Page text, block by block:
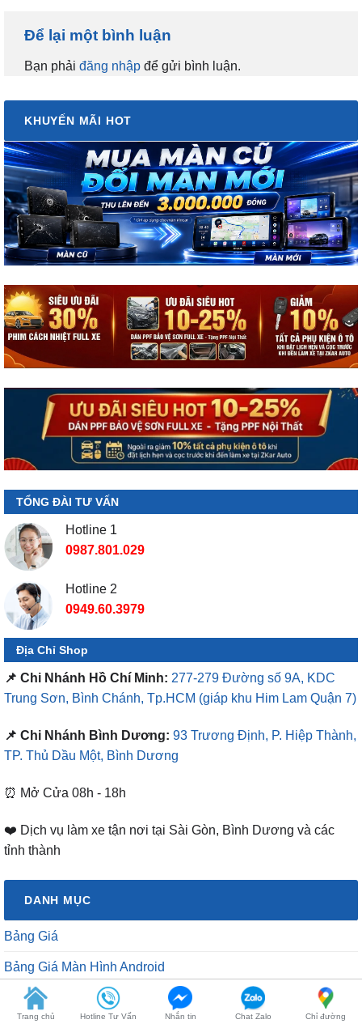
Để lại một bình luận
Bạn phải đăng nhập để gửi bình luận.
KHUYẾN MÃI HOT
TỔNG ĐÀI TƯ VẤN
Hotline 1
0987.801.029
Hotline 2
0949.60.3979
Địa Chỉ Shop
📌 Chi Nhánh Hồ Chí Minh: 277-279 Đường số 9A, KDC
Trung Sơn, Bình Chánh, Tp.HCM (giáp khu Him Lam Quận 7)
📌 Chi Nhánh Bình Dương: 93 Trương Định, P. Hiệp Thành,
TP. Thủ Dầu Một, Bình Dương
⏰ Mở Cửa 08h - 18h
❤️ Dịch vụ làm xe tận nơi tại Sài Gòn, Bình Dương và các
tỉnh thành
DANH MỤC
Bảng Giá
Bảng Giá Màn Hình Android
Dịch vụ chăm sóc xe
Trang chủ Hotline Tư Vấn Nhắn tin Chat Zalo Chỉ đường